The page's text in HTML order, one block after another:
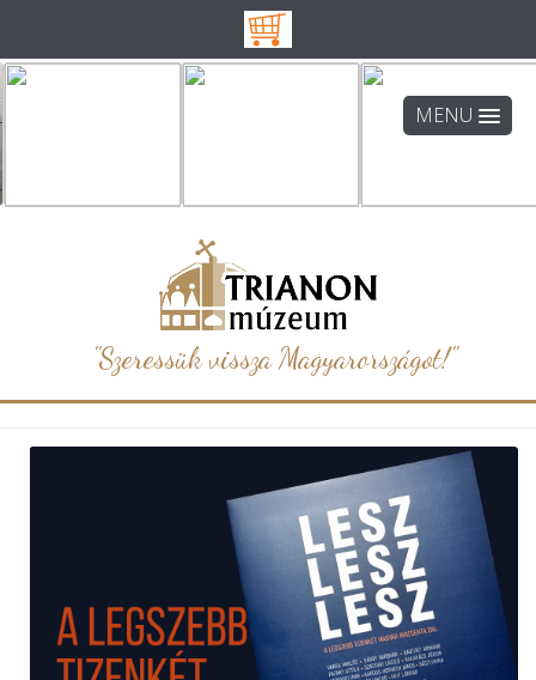
MENU
"Szeressük vissza Magyarországot!"